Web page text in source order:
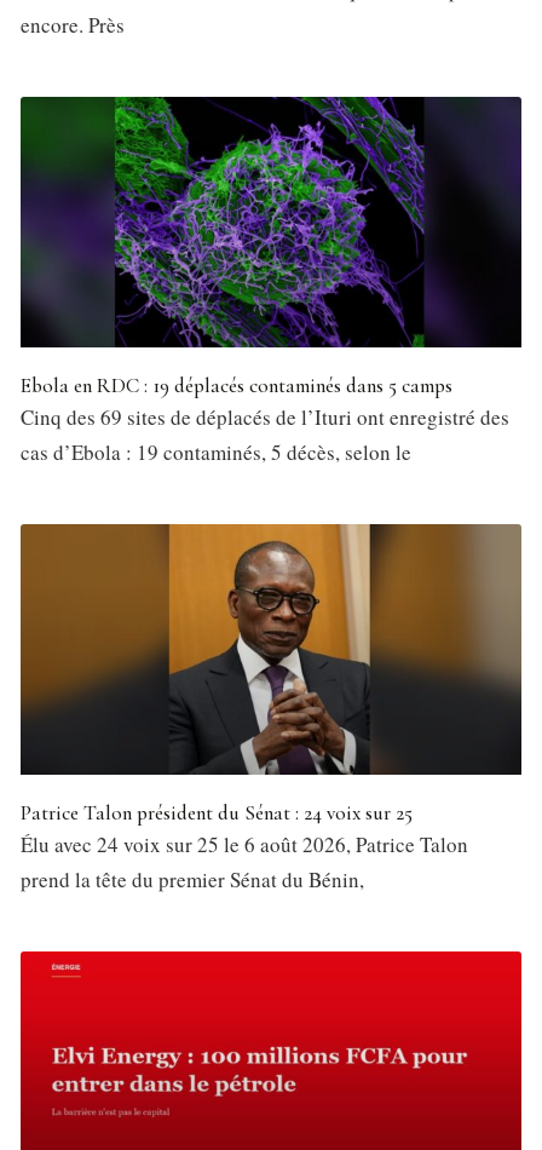
encore. Près
Ebola en RDC : 19 déplacés contaminés dans 5 camps
Cinq des 69 sites de déplacés de l’Ituri ont enregistré des
cas d’Ebola : 19 contaminés, 5 décès, selon le
Patrice Talon président du Sénat : 24 voix sur 25
Élu avec 24 voix sur 25 le 6 août 2026, Patrice Talon
prend la tête du premier Sénat du Bénin,